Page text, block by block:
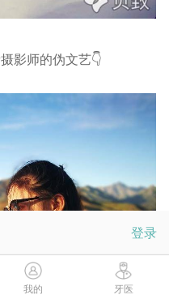
影师的伪文艺👇
登录
我的 牙医